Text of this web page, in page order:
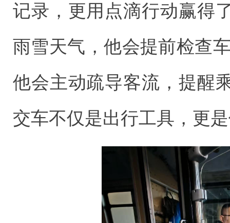
记录，更用点滴行动赢得
雨雪天气，他会提前检查
他会主动疏导客流，提醒
交车不仅是出行工具，更